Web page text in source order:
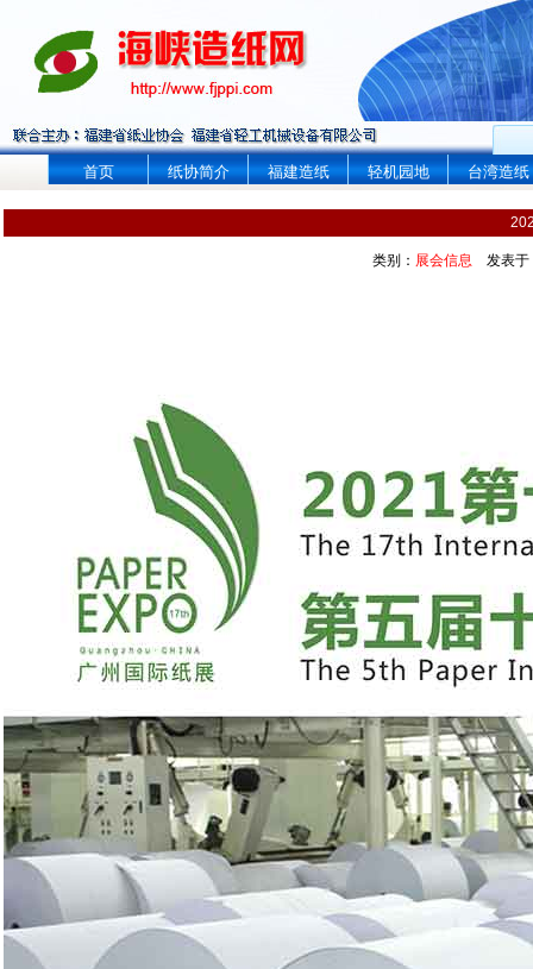
首页 纸协简介 福建造纸 轻机园地 台湾造纸
类别： 展会信息 发表于